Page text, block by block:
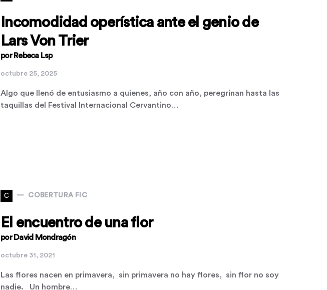
Incomodidad operística ante el genio de
Lars Von Trier
por Rebeca Lsp
octubre 25, 2025
Algo que llenó de entusiasmo a quienes, año con año, peregrinan hasta las
taquillas del Festival Internacional Cervantino…
C COBERTURA FIC
El encuentro de una flor
por David Mondragón
octubre 31, 2021
Las flores nacen en primavera, sin primavera no hay flores, sin flor no soy
nadie. Un hombre…